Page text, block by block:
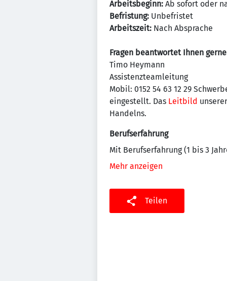
Arbeitsbeginn: Ab sofort oder
Befristung: Unbefristet
Arbeitszeit: Nach Absprache
Fragen beantwortet Ihnen
Timo Heymann
Assistenzteamleitung
Mobil: 0152 54 63 12 29
eingestellt. Das Leitbild
Handelns.
Berufserfahrung
Mit Berufserfahrung (1 bis 3
Mehr anzeigen
Teilen